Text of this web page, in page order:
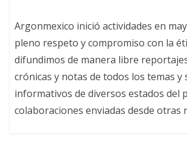
Argonmexico inició actividades en
pleno respeto y compromiso con la
difundimos de manera libre
crónicas y notas de todos los temas y
informativos de diversos estados del
colaboraciones enviadas desde otras